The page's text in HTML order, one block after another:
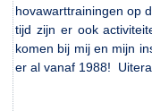
hovawarttrainingen op
tijd zijn er ook
komen bij mij en mijn
er al vanaf 1988!